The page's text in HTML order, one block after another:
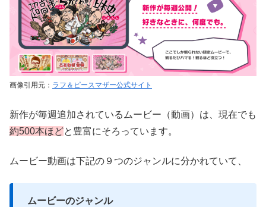
画像引用元： ラフ＆ピースマザー公式サイト
新作が毎週追加されているムービー（動画）は、現在でも
約500本ほどと豊富にそろっています。
ムービー動画は下記の９つのジャンルに分かれていて、
ムービーのジャンル